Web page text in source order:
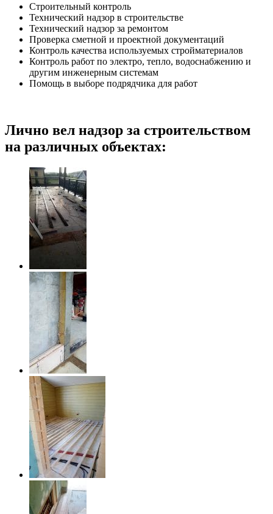
Строительный контроль
Технический надзор в строительстве
Технический надзор за ремонтом
Проверка сметной и проектной документаций
Контроль качества используемых стройматериалов
Контроль работ по электро, тепло, водоснабжению и
другим инженерным системам
Помощь в выборе подрядчика для работ
Лично вел надзор за строительством
на различных объектах: